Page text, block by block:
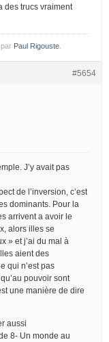
des trucs vraiment
Paul Rigouste
#5654
J’y avait pas
de l’inversion, c’est
dominants. Pour la
arrivent a avoir le
alors illes se
» et j’ai du mal à
aient des
qui n’est pas
pouvoir sont
une manière de dire
aussi
8- Un monde au